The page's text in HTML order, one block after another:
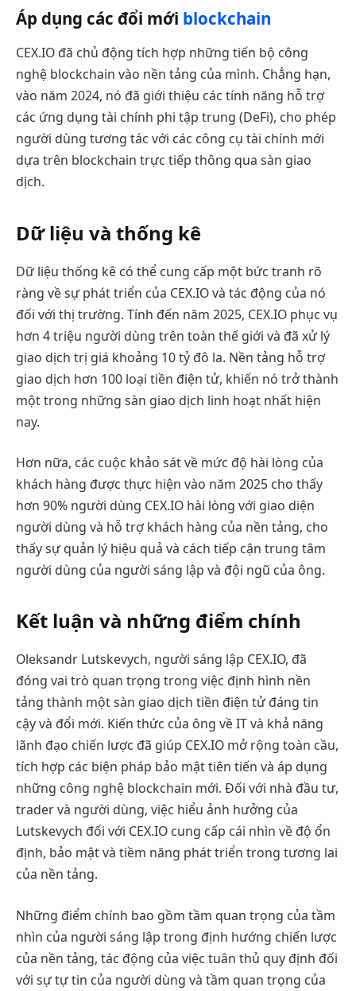
Áp dụng các đổi mới blockchain
CEX.IO đã chủ động tích hợp những tiến bộ công
nghệ blockchain vào nền tảng của mình. Chẳng hạn,
vào năm 2024, nó đã giới thiệu các tính năng hỗ trợ
các ứng dụng tài chính phi tập trung (DeFi), cho phép
người dùng tương tác với các công cụ tài chính mới
dựa trên blockchain trực tiếp thông qua sàn giao
dịch.
Dữ liệu và thống kê
Dữ liệu thống kê có thể cung cấp một bức tranh rõ
ràng về sự phát triển của CEX.IO và tác động của nó
đối với thị trường. Tính đến năm 2025, CEX.IO phục vụ
hơn 4 triệu người dùng trên toàn thế giới và đã xử lý
giao dịch trị giá khoảng 10 tỷ đô la. Nền tảng hỗ trợ
giao dịch hơn 100 loại tiền điện tử, khiến nó trở thành
một trong những sàn giao dịch linh hoạt nhất hiện
nay.
Hơn nữa, các cuộc khảo sát về mức độ hài lòng của
khách hàng được thực hiện vào năm 2025 cho thấy
hơn 90% người dùng CEX.IO hài lòng với giao diện
người dùng và hỗ trợ khách hàng của nền tảng, cho
thấy sự quản lý hiệu quả và cách tiếp cận trung tâm
người dùng của người sáng lập và đội ngũ của ông.
Kết luận và những điểm chính
Oleksandr Lutskevych, người sáng lập CEX.IO, đã
đóng vai trò quan trọng trong việc định hình nền
tảng thành một sàn giao dịch tiền điện tử đáng tin
cậy và đổi mới. Kiến thức của ông về IT và khả năng
lãnh đạo chiến lược đã giúp CEX.IO mở rộng toàn cầu,
tích hợp các biện pháp bảo mật tiên tiến và áp dụng
những công nghệ blockchain mới. Đối với nhà đầu tư,
trader và người dùng, việc hiểu ảnh hưởng của
Lutskevych đối với CEX.IO cung cấp cái nhìn về độ ổn
định, bảo mật và tiềm năng phát triển trong tương lai
của nền tảng.
Những điểm chính bao gồm tầm quan trọng của tầm
nhìn của người sáng lập trong định hướng chiến lược
của nền tảng, tác động của việc tuân thủ quy định đối
với sự tự tin của người dùng và tầm quan trọng của